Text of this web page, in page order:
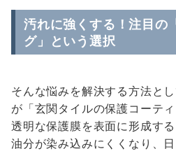
汚れに強くする！注目の
グ」という選択
そんな悩みを解決する方法と
が「玄関タイルの保護コーティ
透明な保護膜を表面に形成す
油分が染み込みにくくなり、